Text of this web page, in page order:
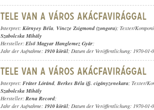
Interpret: Környey Béla, Vincze Zsigmond (zongora); Texter/
Szabolcska Mihály
Hersteller: Első Magyar Hanglemez Gyár;
Jahr der Aufnahme: 1910 körül; Datum der Veröffentlichung: 1970-01-
Interpret: Fráter Lóránd, Berkes Béla ifj. cigányzenekara; Texter/
Szabolcska Mihály
Hersteller: Rena Record;
Jahr der Aufnahme: 1910 körül; Datum der Veröffentlichung: 1970-01-